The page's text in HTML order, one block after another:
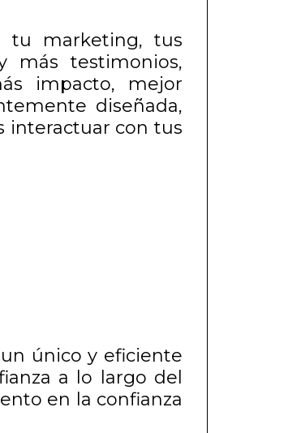
tu marketing, tus
más testimonios,
impacto, mejor
diseñada,
interactuar con tus
único y eficiente
a lo largo del
en la confianza